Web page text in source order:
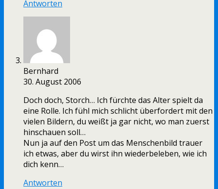
Antworten
Bernhard
30. August 2006
Doch doch, Storch… Ich fürchte das Alter spielt da
eine Rolle. Ich fühl mich schlicht überfordert mit den
vielen Bildern, du weißt ja gar nicht, wo man zuerst
hinschauen soll…
Nun ja auf den Post um das Menschenbild trauer
ich etwas, aber du wirst ihn wiederbeleben, wie ich
dich kenn…
Antworten